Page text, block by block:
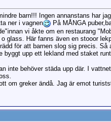
barn!!! Ingen annanstans har
ner i vagnen
På MÅNGA
vi åkte om en restaurang
Här fanns även en stooor
för att barnen slog sig precis.
upp ett lekland med staket
inte behöver städa upp där. I
om greker ändå. Jag är emot